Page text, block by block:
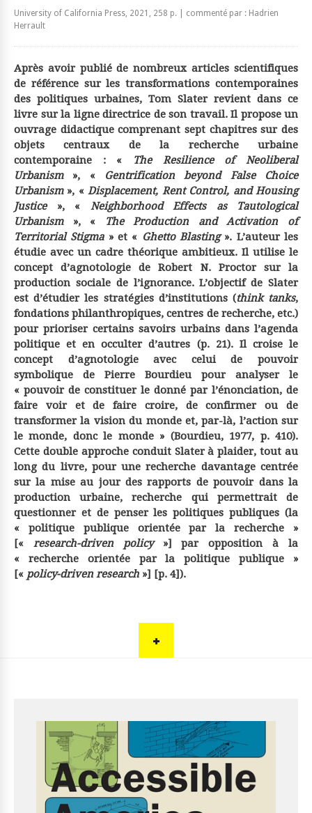
University of California Press, 2021, 258 p. | commenté par : Hadrien
Herrault
Après avoir publié de nombreux articles scientifiques
de référence sur les transformations contemporaines
des politiques urbaines, Tom Slater revient dans ce
livre sur la ligne directrice de son travail. Il propose un
ouvrage didactique comprenant sept chapitres sur des
objets centraux de la recherche urbaine
contemporaine : «
The Resilience of Neoliberal
Urbanism», «
Gentrification beyond False Choice
Urbanism», «Displacement, Rent Control, and Housing
Justice», « Neighborhood Effects as Tautological
Urbanism», «
The Production and Activation of
Territorial Stigma» et « Ghetto Blasting». L’auteur les
étudie avec un cadre théorique ambitieux. Il utilise le
concept d’agnotologie de Robert N. Proctor sur la
production sociale de l’ignorance. L’objectif de Slater
est d’étudier les stratégies d’institutions (think tanks,
fondations philanthropiques, centres de recherche, etc.)
pour prioriser certains savoirs urbains dans l’agenda
politique et en occulter d’autres (p. 21). Il croise le
concept d’agnotologie avec celui de pouvoir
symbolique de Pierre Bourdieu pour analyser le
« pouvoir de constituer le donné par l’énonciation, de
faire voir et de faire croire, de confirmer ou de
transformer la vision du monde et, par-là, l’action sur
le monde, donc le monde » (Bourdieu, 1977, p. 410).
Cette double approche conduit Slater à plaider, tout au
long du livre, pour une recherche davantage centrée
sur la mise au jour des rapports de pouvoir dans la
production urbaine, recherche qui permettrait de
questionner et de penser les politiques publiques (la
« politique publique orientée par la recherche »
[« research-driven policy»] par opposition à la
« recherche orientée par la politique publique »
[« policy-driven research »] [p. 4]).